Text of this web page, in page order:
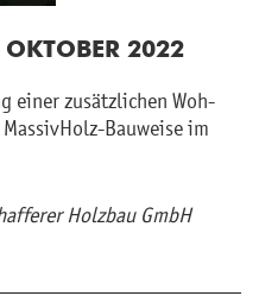
OK­TO­BER 2022
einer zu­sätz­li­chen Woh­
Mas­siv­Holz-Bau­wei­se im
Holz­bau GmbH